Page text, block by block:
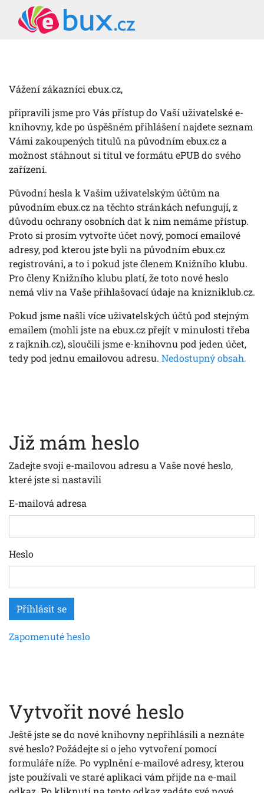
Vážení zákazníci ebux.cz,
připravili jsme pro Vás přístup do Vaší uživatelské e-
knihovny, kde po úspěšném přihlášení najdete seznam
Vámi zakoupených titulů na původním ebux.cz a
možnost stáhnout si titul ve formátu ePUB do svého
zařízení.
Původní hesla k Vašim uživatelským účtům na
původním ebux.cz na těchto stránkách nefungují, z
důvodu ochrany osobních dat k nim nemáme přístup.
Proto si prosím vytvořte účet nový, pomocí emailové
adresy, pod kterou jste byli na původním ebux.cz
registrováni, a to i pokud jste členem Knižního klubu.
Pro členy Knižního klubu platí, že toto nové heslo
nemá vliv na Vaše přihlašovací údaje na knizniklub.cz.
Pokud jsme našli více uživatelských účtů pod stejným
emailem (mohli jste na ebux.cz přejít v minulosti třeba
z rajknih.cz), sloučili jsme e-knihovnu pod jeden účet,
tedy pod jednu emailovou adresu. Nedostupný obsah.
Již mám heslo
Zadejte svoji e-mailovou adresu a Vaše nové heslo,
které jste si nastavili
E-mailová adresa
Heslo
Zapomenuté heslo
Vytvořit nové heslo
Ještě jste se do nové knihovny nepřihlásili a neznáte
své heslo? Požádejte si o jeho vytvoření pomocí
formuláře níže. Po vyplnění e-mailové adresy, kterou
jste používali ve staré aplikaci vám přijde na e-mail